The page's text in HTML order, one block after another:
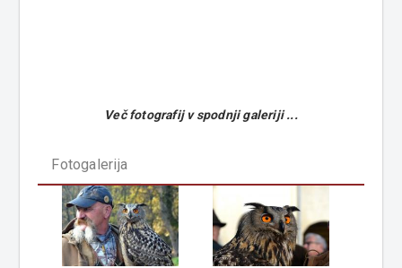
Več fotografij v spodnji galeriji ...
Fotogalerija